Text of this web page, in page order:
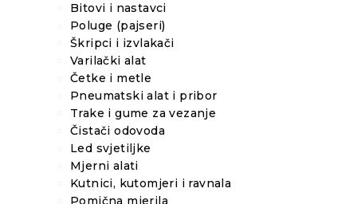
Bitovi i nastavci
Poluge (pajseri)
Škripci i izvlakači
Varilački alat
Četke i metle
Pneumatski alat i pribor
Trake i gume za vezanje
Čistači odovoda
Led svjetiljke
Mjerni alati
Kutnici, kutomjeri i ravnala
Pomična mjerila